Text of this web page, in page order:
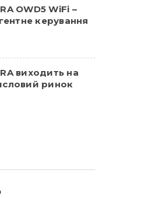
OWD5 WiFi –
керування
виходить на
ринок